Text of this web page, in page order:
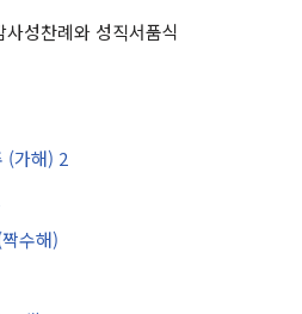
성찬례와 성직서품식
(가해) 2
수해)